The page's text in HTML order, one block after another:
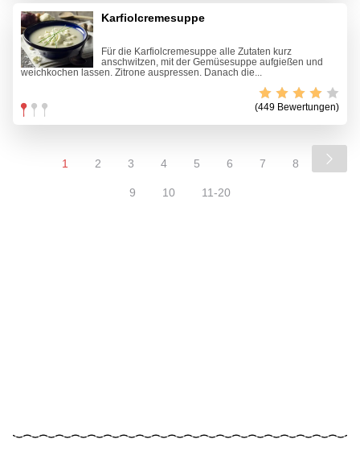
Karfiolcremesuppe
Für die Karfiolcremesuppe alle Zutaten kurz
anschwitzen, mit der Gemüsesuppe aufgießen und
weichkochen lassen. Zitrone auspressen. Danach die...
(449 Bewertungen)
1 2 3 4 5 6 7 8
9 10 11-20